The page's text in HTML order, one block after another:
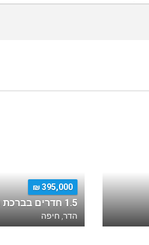
395,000 ₪
1.5 חדרים בברכת משה
הדר, חיפה